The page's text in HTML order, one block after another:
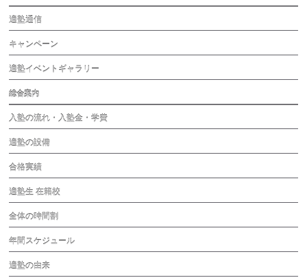
適塾通信
キャンペーン
適塾イベントギャラリー
総合案内
入塾の流れ・入塾金・学費
適塾の設備
合格実績
適塾生 在籍校
全体の時間割
年間スケジュール
適塾の由来